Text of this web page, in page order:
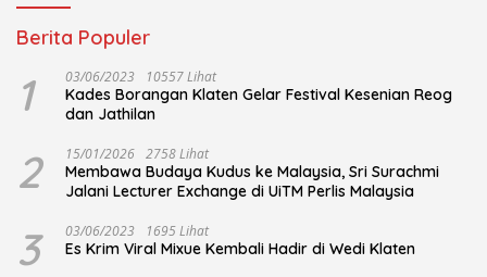
Berita Populer
1 03/06/2023 10557 Lihat
Kades Borangan Klaten Gelar Festival Kesenian Reog
dan Jathilan
2 15/01/2026 2758 Lihat
Membawa Budaya Kudus ke Malaysia, Sri Surachmi
Jalani Lecturer Exchange di UiTM Perlis Malaysia
3 03/06/2023 1695 Lihat
Es Krim Viral Mixue Kembali Hadir di Wedi Klaten